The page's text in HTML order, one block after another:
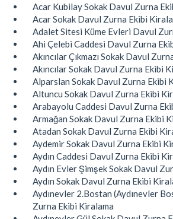
Acar Kubilay Sokak Davul Zurna
Acar Sokak Davul Zurna Ekibi
Adalet Sitesi Küme Evleri Davul
Ahi Çelebi Caddesi Davul Zurna
Akıncılar Çıkmazı Sokak Davul
Akıncılar Sokak Davul Zurna Ekibi
Alparslan Sokak Davul Zurna Ekibi
Altuncu Sokak Davul Zurna Ekibi
Arabayolu Caddesi Davul Zurna
Armağan Sokak Davul Zurna Ekibi
Atadan Sokak Davul Zurna Ekibi
Aydemir Sokak Davul Zurna Ekibi
Aydın Caddesi Davul Zurna Ekibi
Aydın Evler Şimşek Sokak Davul
Aydın Sokak Davul Zurna Ekibi
Aydınevler 2.Bostan (Aydınevler
Zurna Ekibi Kiralama